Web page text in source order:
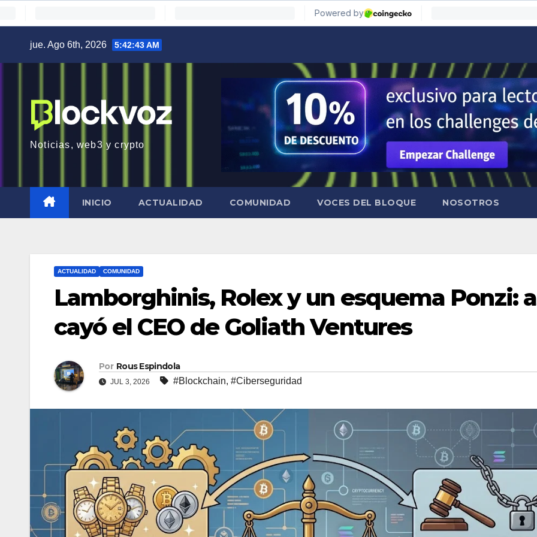
jue. Ago 6th, 2026 5:42:45 AM
Noticias, web3 y crypto
INICIO ACTUALIDAD COMUNIDAD VOCES DEL BLOQUE NOSOTROS
ACTUALIDAD COMUNIDAD
Lamborghinis, Rolex y un esquema Ponzi:
cayó el CEO de Goliath Ventures
Por Rous Espindola
JUL 3, 2026 #Blockchain, #Ciberseguridad